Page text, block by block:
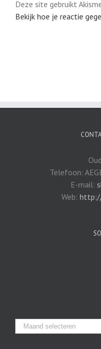
Deze site gebruikt
Bekijk hoe je reactie
Telefoon:
E-mail:
Web: